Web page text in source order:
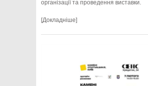
організації та проведення виставки.
[Докладніше]